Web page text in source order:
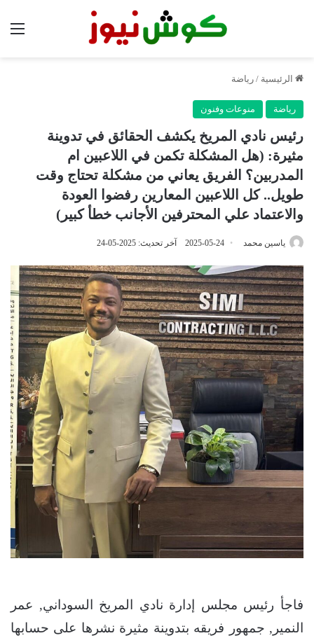
الرئيسية / رياضة
رياضة منوعات وفنون
رئيس نادي المريخ يكشف الحقائق في تدوينة
مثيرة: (هل المشكلة تكمن في اللاعبين ام
المدربين؟ الفريق يعاني من مشكلة تحتاج وقت
طويل.. كل اللاعبين المعارين رفضوا العودة
والاعتماد علي المحترفين الأجانب خطأ كبير)
ياسين محمد 2025-05-24 آخر تحديث: 2025-05-24
فاجأ رئيس مجلس إدارة نادي المريخ السوداني, عمر
النمير, جمهور فريقه بتدوينة مثيرة نشرها على حسابها